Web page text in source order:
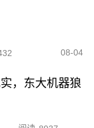
08-04
，东大机器狼